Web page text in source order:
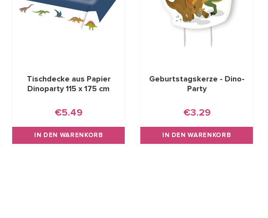
Tischdecke aus Papier
Dinoparty 115 x 175 cm
€5.49
IN DEN WARENKORB
Geburtstagskerze - Dino-
Party
€3.29
IN DEN WARENKORB